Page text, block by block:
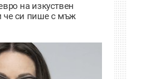
на изкуствен
че си пише с мъж